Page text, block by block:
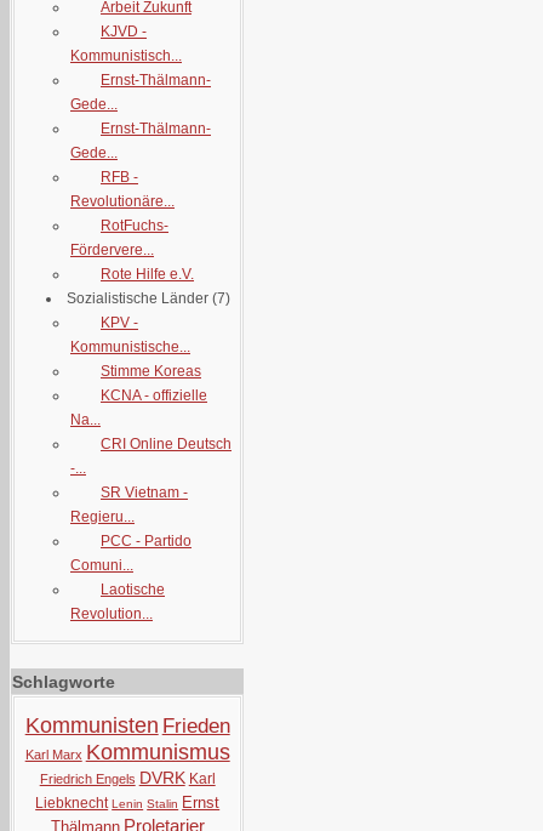
Arbeit Zukunft
KJVD -
Kommunistisch...
Ernst-Thälmann-
Gede...
Ernst-Thälmann-
Gede...
RFB -
Revolutionäre...
RotFuchs-
Fördervere...
Rote Hilfe e.V.
Sozialistische Länder (7)
KPV -
Kommunistische...
Stimme Koreas
KCNA - offizielle
Na...
CRI Online Deutsch
-...
SR Vietnam -
Regieru...
PCC - Partido
Comuni...
Laotische
Revolution...
Schlagworte
Kommunisten Frieden
Karl Marx Kommunismus
Friedrich Engels DVRK Karl
Liebknecht Lenin Stalin Ernst
Thälmann Proletarier